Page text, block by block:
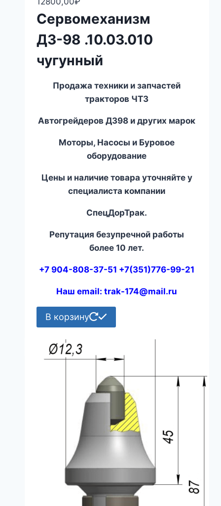
Сервомеханизм
ДЗ-98 .10.03.010
чугунный
Продажа техники и запчастей
тракторов ЧТЗ
Автогрейдеров ДЗ98 и других марок
Моторы, Насосы и Буровое
оборудование
Цены и наличие товара уточняйте у
специалиста компании
СпецДорТрак.
Репутация безупречной работы
более 10 лет.
+7 904-808-37-51 +7(351)776-99-21
Наш email: trak-174@mail.ru
В корзину